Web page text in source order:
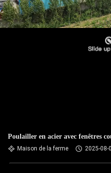
Poulailler en acier avec fenêtres
Maison de la ferme 2025-08-